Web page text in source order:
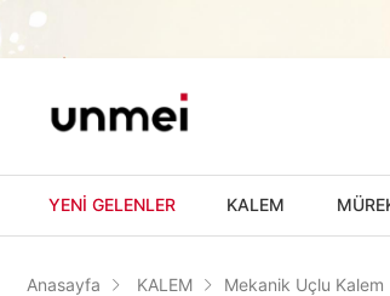
YENİ GELENLER KALEM
Anasayfa KALEM Mekanik Uçlu Kalem